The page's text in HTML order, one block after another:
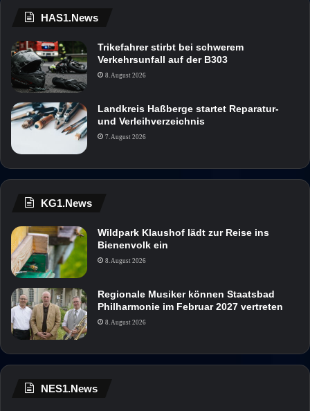
HAS1.News
Trikefahrer stirbt bei schwerem
Verkehrsunfall auf der B303
8. August 2026
Landkreis Haßberge startet Reparatur-
und Verleihverzeichnis
7. August 2026
KG1.News
Wildpark Klaushof lädt zur Reise ins
Bienenvolk ein
8. August 2026
Regionale Musiker können Staatsbad
Philharmonie im Februar 2027 vertreten
8. August 2026
NES1.News